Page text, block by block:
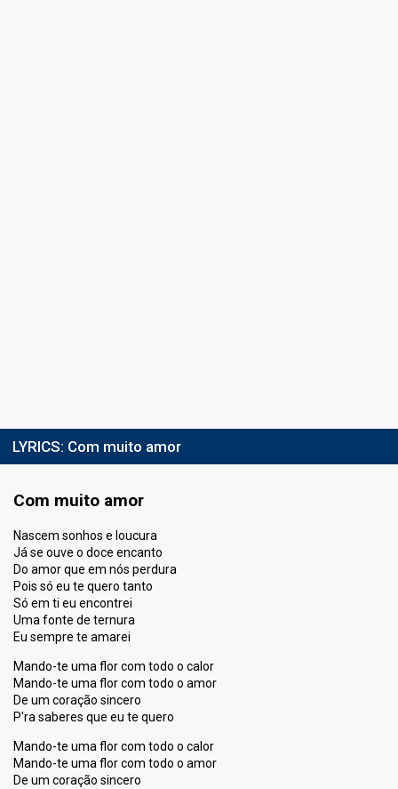
LYRICS: Com muito amor
Com muito amor
Nascem sonhos e loucura
Já se ouve o doce encanto
Do amor que em nós perdura
Pois só eu te quero tanto
Só em ti eu encontrei
Uma fonte de ternura
Eu sempre te amarei
Mando-te uma flor com todo o calor
Mando-te uma flor com todo o amor
De um coração sincero
P'ra saberes que eu te quero
Mando-te uma flor com todo o calor
Mando-te uma flor com todo o amor
De um coração sincero